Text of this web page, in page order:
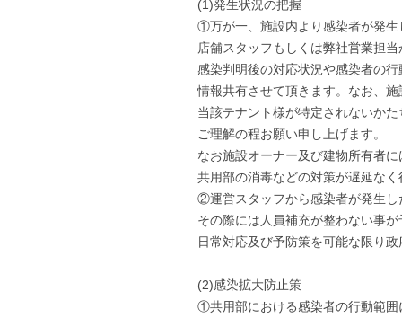
(1)発生状況の把握
①万が一、施設内より感染者が発生
店舗スタッフもしくは弊社営業担
感染判明後の対応状況や感染者の
情報共有させて頂きます。なお、
当該テナント様が特定されないか
ご理解の程お願い申し上げます。
なお施設オーナー及び建物所有者
共用部の消毒などの対策が遅延な
②運営スタッフから感染者が発生し
その際には人員補充が整わない事
日常対応及び予防策を可能な限り
(2)感染拡大防止策
①共用部における感染者の行動範囲